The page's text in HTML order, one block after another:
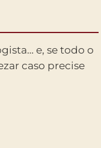
e, se todo o
caso precise